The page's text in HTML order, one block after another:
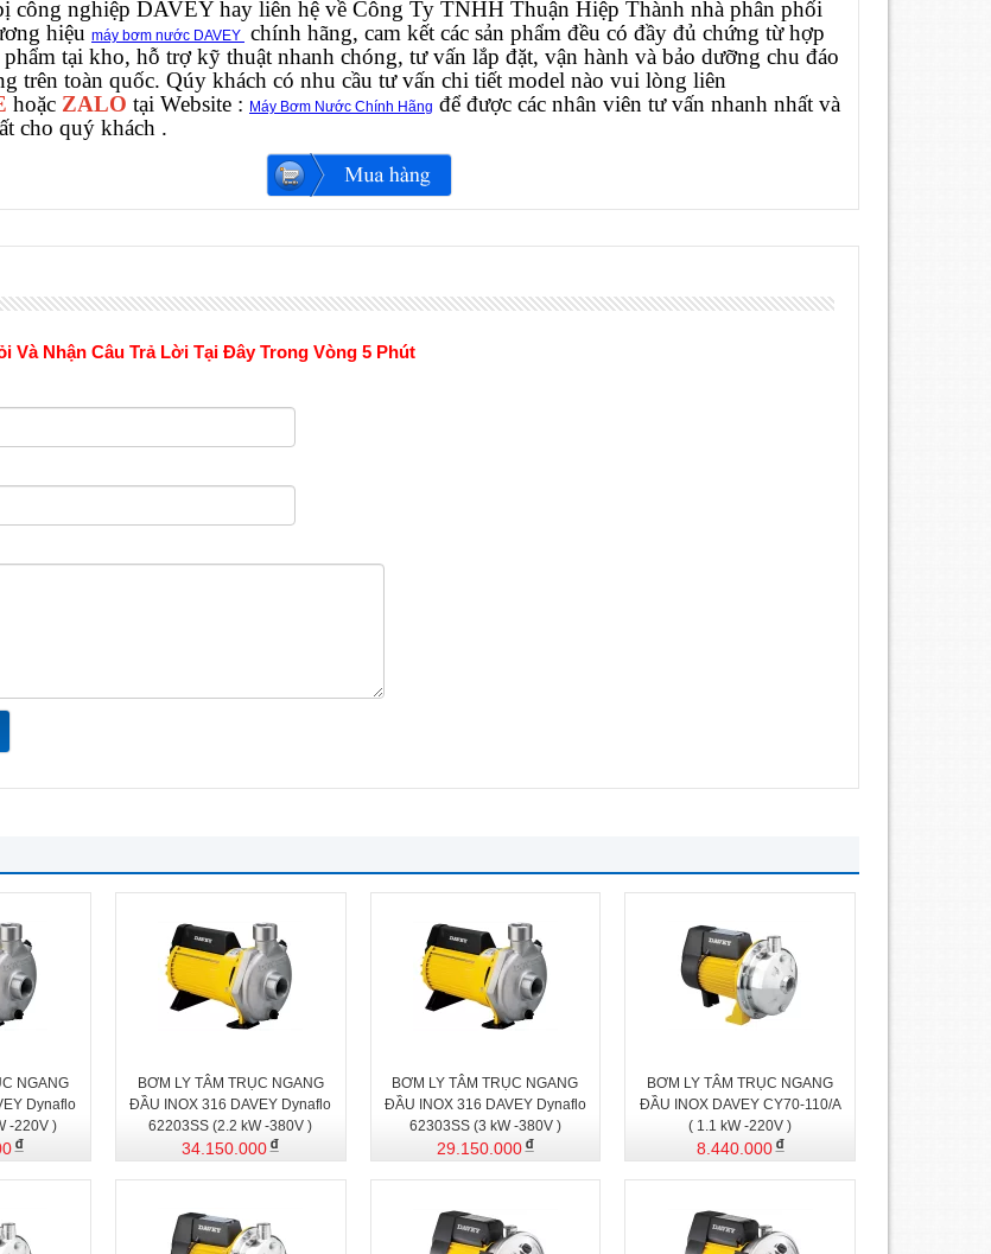
công nghiệp DAVEY hay liên hệ về Công Ty TNHH Thuận Hiệp Thành nhà phân phối
hiệu máy bơm nước DAVEY chính hãng, cam kết các sản phẩm đều có đầy đủ chứng từ hợp
phẩm tại kho, hỗ trợ kỹ thuật nhanh chóng, tư vấn lắp đặt, vận hành và bảo dưỡng chu đáo
trên toàn quốc. Qúy khách có nhu cầu tư vấn chi tiết model nào vui lòng liên
hoặc ZALO tại Website : Máy Bơm Nước Chính Hãng để được các nhân viên tư vấn nhanh nhất và
cho quý khách .
Và Nhận Câu Trả Lời Tại Đây Trong Vòng 5 Phút
NGANG
Dynaflo
-220V )
BƠM LY TÂM TRỤC NGANG
ĐẦU INOX 316 DAVEY Dynaflo
62203SS (2.2 kW -380V )
34.150.000
BƠM LY TÂM TRỤC NGANG
ĐẦU INOX 316 DAVEY Dynaflo
62303SS (3 kW -380V )
29.150.000
BƠM LY TÂM TRỤC NGANG
ĐẦU INOX DAVEY CY70-110/A
( 1.1 kW -220V )
8.440.000